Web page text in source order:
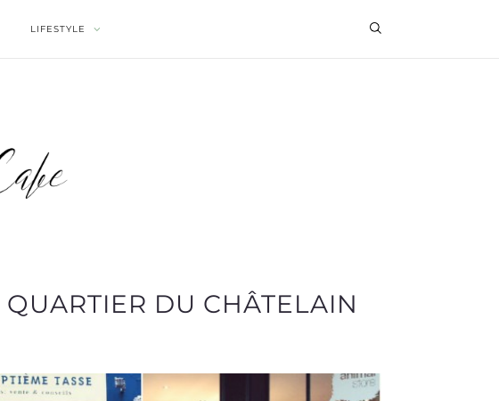
LIFESTYLE
DU CHÂTELAIN